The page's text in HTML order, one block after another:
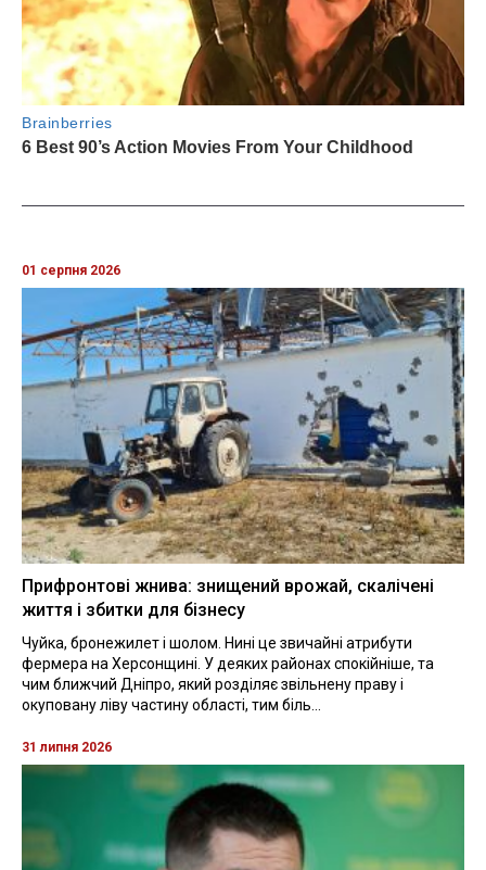
01 серпня 2026
Прифронтові жнива: знищений врожай, скалічені
життя і збитки для бізнесу
Чуйка, бронежилет і шолом. Нині це звичайні атрибути
фермера на Херсонщині. У деяких районах спокійніше, та
чим ближчий Дніпро, який розділяє звільнену праву і
окуповану ліву частину області, тим біль...
31 липня 2026